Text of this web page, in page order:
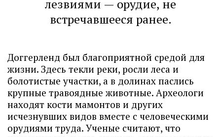
лезвиями — орудие, не
встречавшееся ранее.
Доггерленд был благоприятной средой для
жизни. Здесь текли реки, росли леса и
болотистые участки, а в долинах паслись
крупные травоядные животные. Археологи
находят кости мамонтов и других
исчезнувших видов вместе с человеческими
орудиями труда. Ученые считают, что